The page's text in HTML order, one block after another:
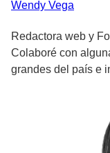
Wendy Vega
Redactora web y
Colaboré con
grandes del país e